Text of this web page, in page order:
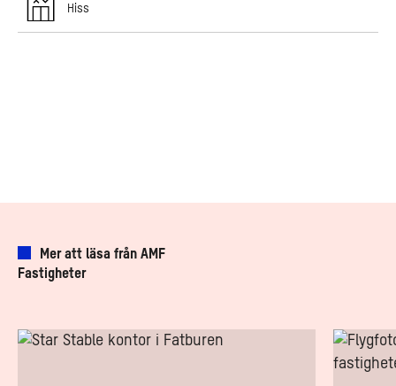
Hiss
Mer att läsa från AMF
Fastigheter
Så
Läget
viktigt